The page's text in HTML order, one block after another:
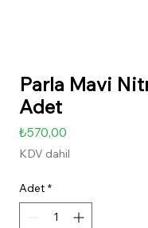
Parla Mavi
Adet
₺570,00
KDV dahil
Adet *